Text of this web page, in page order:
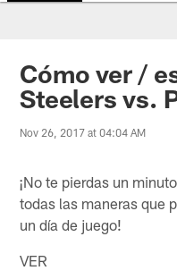
Cómo ver /
Steelers vs.
Nov 26, 2017 at 04:04 AM
¡No te pierdas un
todas las maneras que
un día de juego!
VER